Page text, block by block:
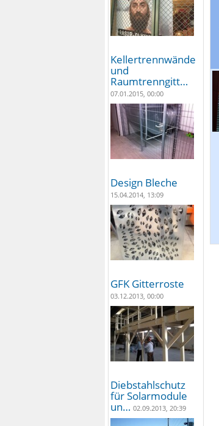
Kellertrennwände
und
Raumtrenngitt…
07.01.2015, 00:00
Design Bleche
15.04.2014, 13:09
GFK Gitterroste
03.12.2013, 00:00
Diebstahlschutz
für Solarmodule
un… 02.09.2013, 20:39